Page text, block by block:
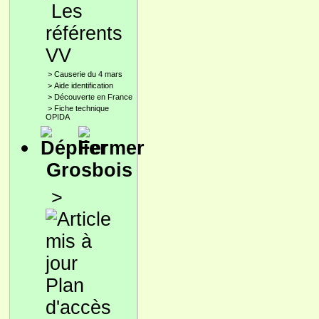
Les
référents
VV
> Causerie du 4 mars
> Aide identification
> Découverte en France
> Fiche technique
OPIDA
Grosbois
>
Plan
d'accès